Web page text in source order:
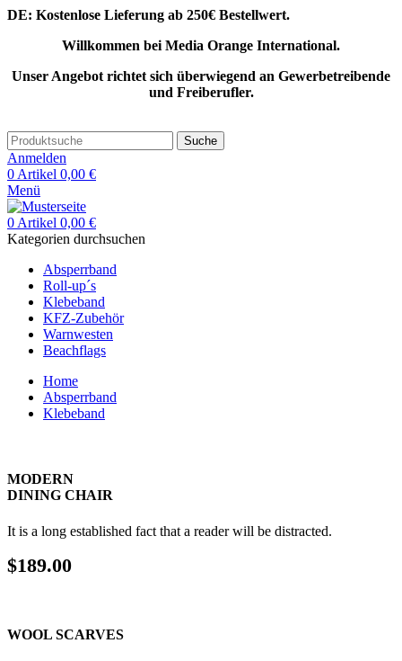
DE: Kostenlose Lieferung ab 250€ Bestellwert.
Willkommen bei Media Orange International.
Unser Angebot richtet sich überwiegend an Gewerbetreibende
und Freiberufler.
Suche
Anmelden
0 Artikel 0,00 €
Menü
0 Artikel 0,00 €
Kategorien durchsuchen
Absperrband
Roll-up´s
Klebeband
KFZ-Zubehör
Warnwesten
Beachflags
Home
Absperrband
Klebeband
MODERN
DINING CHAIR
It is a long established fact that a reader will be distracted.
$189.00
WOOL SCARVES